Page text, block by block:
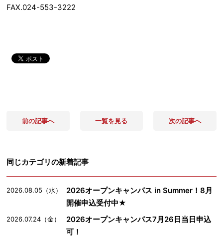
FAX.024-553-3222
前の記事へ 一覧を見る 次の記事へ
同じカテゴリの新着記事
2026.08.05（水）
2026オープンキャンパス in Summer！8月
開催申込受付中★
2026.07.24（金）
2026オープンキャンパス7月26日当日申込
可！